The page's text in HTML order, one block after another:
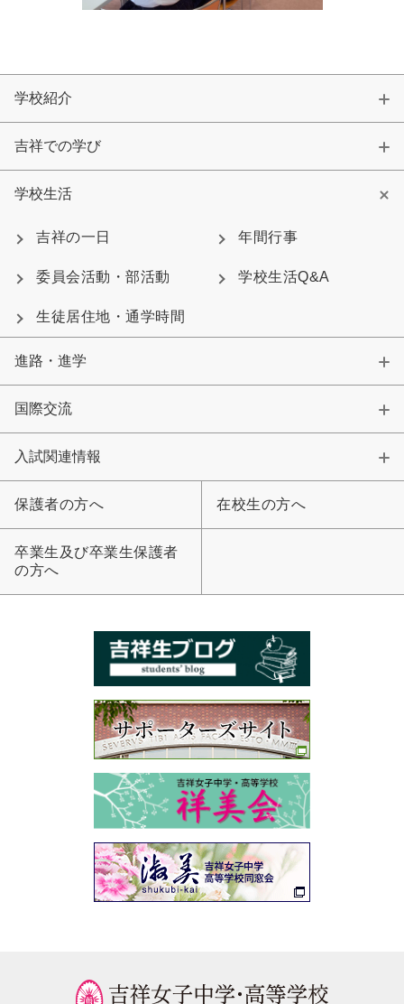
学校紹介
吉祥での学び
学校生活
吉祥の一日 年間行事
委員会活動・部活動 学校生活Q&A
生徒居住地・通学時間
進路・進学
国際交流
入試関連情報
保護者の方へ 在校生の方へ
卒業生及び卒業生保護者
の方へ